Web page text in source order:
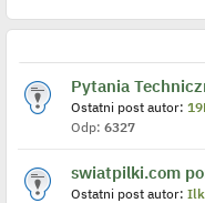
Pytania
Ostatni post autor:
Odp: 6327
swiatpilki.com
Ostatni post autor: